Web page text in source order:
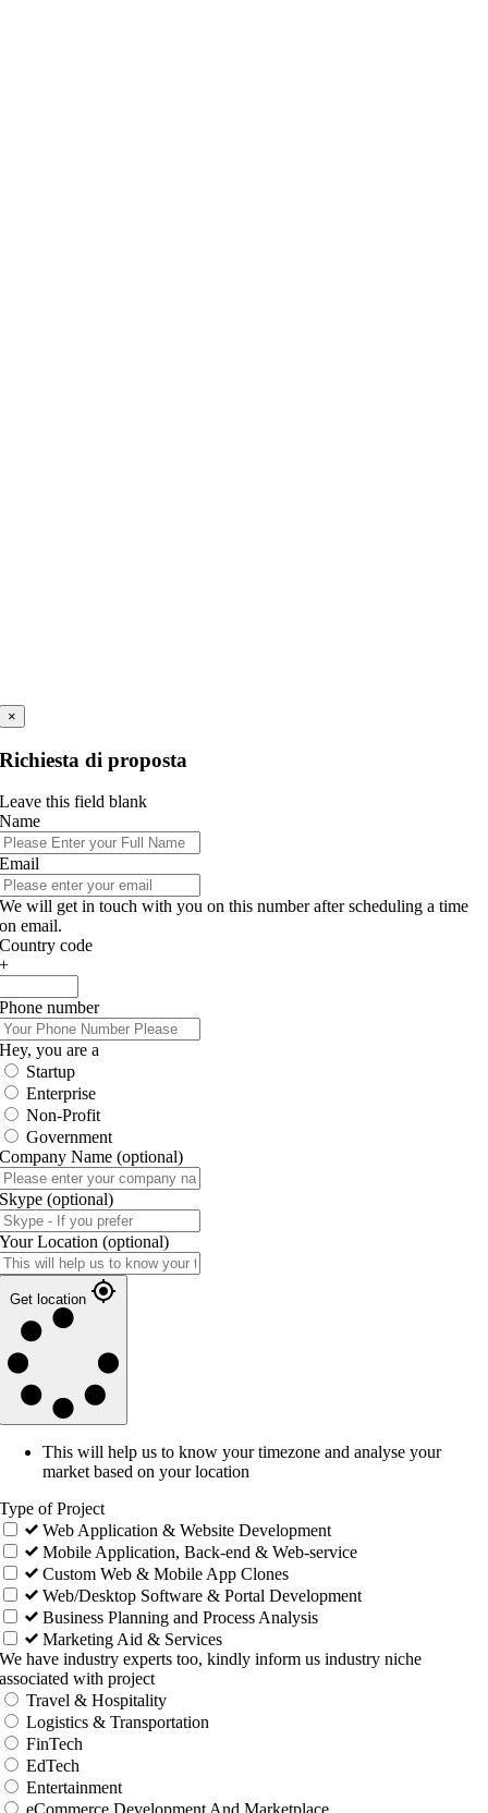
×
Richiesta di proposta
Leave this field blank
Name
Email
We will get in touch with you on this number after scheduling a time
on email.
Country code
+
Phone number
Hey, you are a
Startup
Enterprise
Non-Profit
Government
Company Name (optional)
Skype (optional)
Your Location (optional)
Get location
This will help us to know your timezone and analyse your
market based on your location
Type of Project
Web Application & Website Development
Mobile Application, Back-end & Web-service
Custom Web & Mobile App Clones
Web/Desktop Software & Portal Development
Business Planning and Process Analysis
Marketing Aid & Services
We have industry experts too, kindly inform us industry niche
associated with project
Travel & Hospitality
Logistics & Transportation
FinTech
EdTech
Entertainment